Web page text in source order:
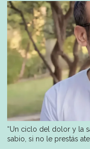
“Un ciclo del dolor y la
sabio, si no le prestás